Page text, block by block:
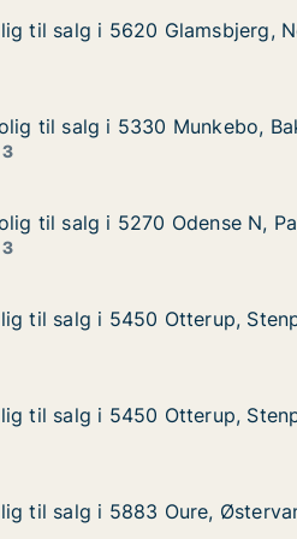
5620 Glamsbjerg, Nørregade
til salg i 5620 Glamsbjerg,
til salg i 5620 Glamsbjerg,
5330 Munkebo, Bakkely
til salg i 5330 Munkebo,
til salg i 5330 Munkebo,
5270 Odense N,
til salg i 5270 Odense N,
til salg i 5270 Odense N,
5450 Otterup, Stenparken
til salg i 5450 Otterup,
til salg i 5450 Otterup,
5450 Otterup, Stenparken
til salg i 5450 Otterup,
til salg i 5450 Otterup,
5883 Oure, Østervangen
til salg i 5883 Oure,
til salg i 5883 Oure,